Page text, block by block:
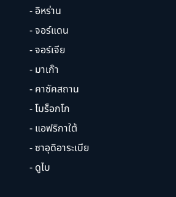
- อิหร่าน
- จอร์แดน
- จอร์เจีย
- มาเก๊า
- คาซัคสถาน
- โมร็อกโก
- แอฟริกาใต้
- ซาอุดิอาระเบีย
- ดูไบ